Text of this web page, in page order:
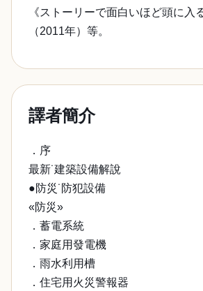
《ストーリーで面白いほど頭に入
（2011年）等。
譯者簡介
．序
最新˙建築設備解說
●防災˙防犯設備
«防災»
．蓄電系統
．家庭用發電機
．雨水利用槽
．住宅用火災警報器